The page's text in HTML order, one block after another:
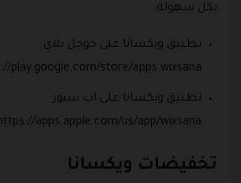
بكل سهولة:
تطبيق ويكسانا على جوجل بلاي
play.google.com/store/apps.wixsana.
تطبيق ويكسانا على اب ستور
apps.apple.com/us/app/wixsana.
تخفيضات ويكسانا